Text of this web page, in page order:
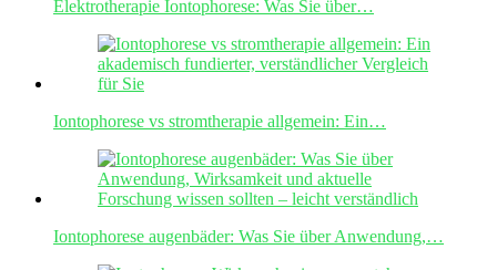
Elektrotherapie Iontophorese: Was Sie über…
Iontophorese vs stromtherapie allgemein: Ein…
Iontophorese augenbäder: Was Sie über Anwendung,…